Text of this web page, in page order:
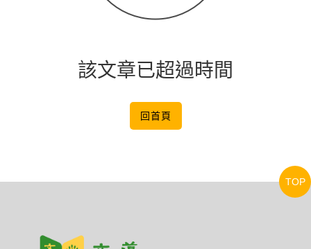
該文章已超過時間
回首頁
TOP